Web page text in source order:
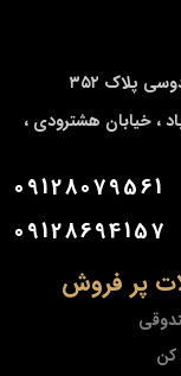
پر فروش
کن
پلاک ۳۵۲
، خیابان هشترودی ،
09128079561
09128694157